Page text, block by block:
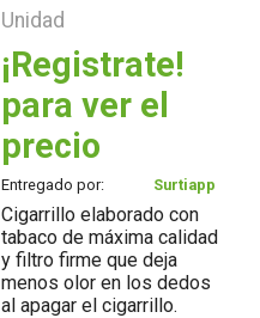
Unidad
¡Registrate!
para ver el
precio
Entregado por: Surtiapp
Cigarrillo elaborado con
tabaco de máxima calidad
y filtro firme que deja
menos olor en los dedos
al apagar el cigarrillo.